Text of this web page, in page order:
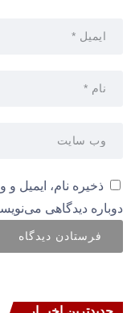
ذخیره نام، ایمیل
دوباره دیدگاهی